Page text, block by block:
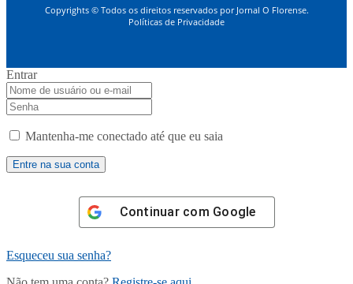
Copyrights © Todos os direitos reservados por Jornal O Florense.
Políticas de Privacidade
Entrar
Mantenha-me conectado até que eu saia
Continuar com Google
Esqueceu sua senha?